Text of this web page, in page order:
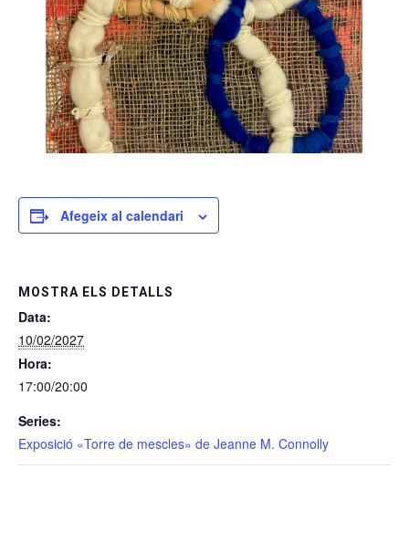
Afegeix al calendari
MOSTRA ELS DETALLS
Data:
10/02/2027
Hora:
17:00/20:00
Series:
Exposició «Torre de mescles» de Jeanne M. Connolly